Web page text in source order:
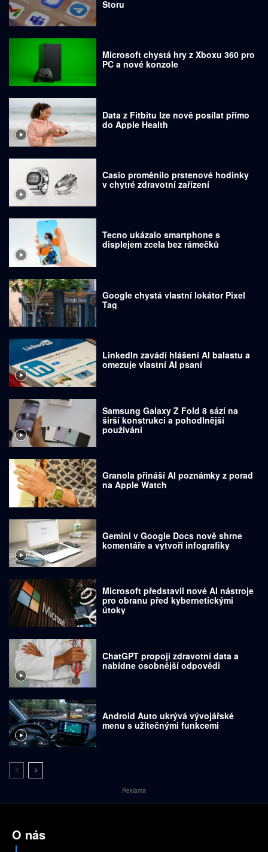
Storu
Microsoft chystá hry z Xboxu 360 pro
PC a nové konzole
Data z Fitbitu lze nově posílat přímo
do Apple Health
Casio proměnilo prstenové hodinky
v chytré zdravotní zařízení
Tecno ukázalo smartphone s
displejem zcela bez rámečků
Google chystá vlastní lokátor Pixel
Tag
LinkedIn zavádí hlášení AI balastu a
omezuje vlastní AI psaní
Samsung Galaxy Z Fold 8 sází na
širší konstrukci a pohodlnější
používání
Granola přináší AI poznámky z porad
na Apple Watch
Gemini v Google Docs nově shrne
komentáře a vytvoří infografiky
Microsoft představil nové AI nástroje
pro obranu před kybernetickými
útoky
ChatGPT propojí zdravotní data a
nabídne osobnější odpovědi
Android Auto ukrývá vývojářské
menu s užitečnými funkcemi
Reklama
O nás